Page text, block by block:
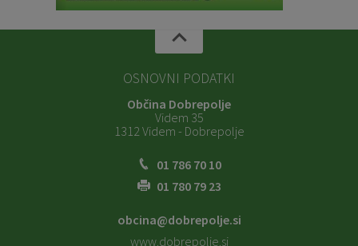
OSNOVNI PODATKI
Občina Dobrepolje
Videm 35
1312 Videm - Dobrepolje
01 786 70 10
01 780 79 23
obcina@dobrepolje.si
www.dobrepolje.si